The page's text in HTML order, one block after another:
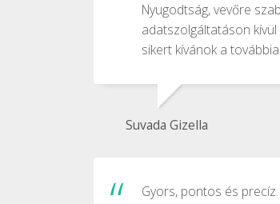
Nyugodtság, vevőre
adatszolgáltatáson
sikert kívánok a
Suvada Gizella
Gyors, pontos és